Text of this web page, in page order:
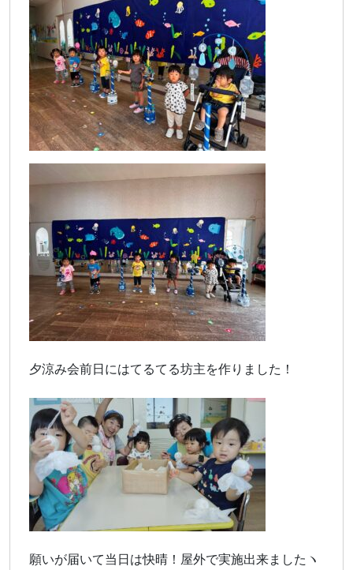
夕涼み会前日にはてるてる坊主を作りました！
願いが届いて当日は快晴！屋外で実施出来ましたヽ